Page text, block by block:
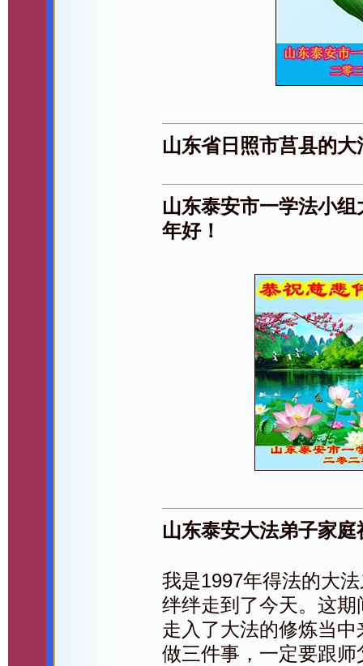
山东省日照市莒县的
山东泰安市一学法小
年好！
山东泰安大法弟子家
我是1997年得法的大
绊绊走到了今天。这
走入了大法的修炼当
做三件事，一定要跟